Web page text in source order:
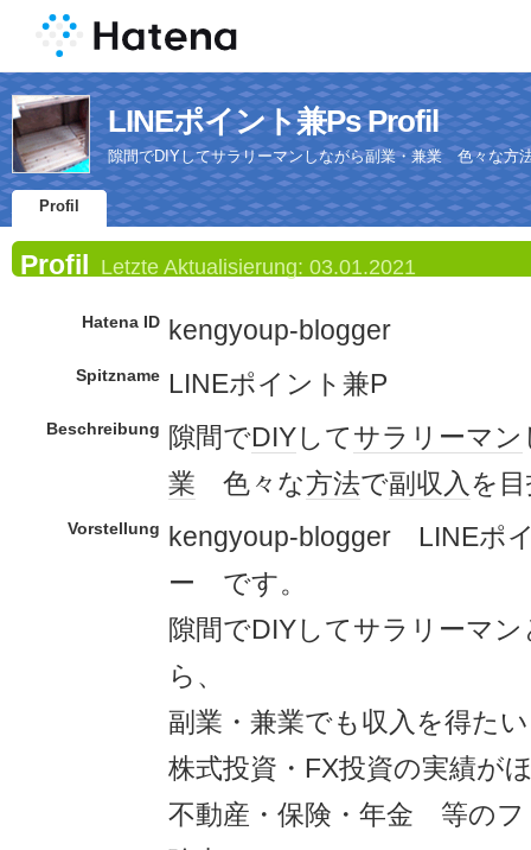
LINEポイント兼Ps Profil
隙間でDIYしてサラリーマンしながら副業・兼業 色々な方
Profil
Profil Letzte Aktualisierung: 03.01.2021
Hatena ID kengyoup-blogger
Spitzname LINEポイント兼P
Beschreibung 隙間でDIYしてサラリーマン
業 色々な方法で副収入を
Vorstellung
kengyoup-blogger LINEポ
ー です。
隙間でDIYしてサラリーマ
ら、
副業・兼業でも収入を得た
株式投資・FX投資の実績が
不動産・保険・年金 等のフ